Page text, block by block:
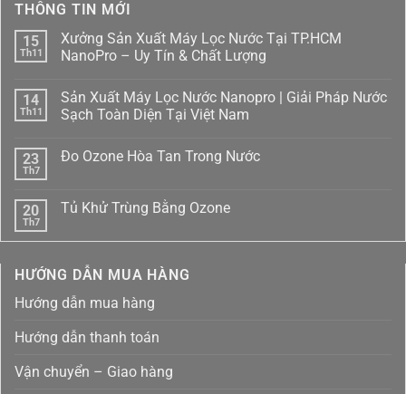
THÔNG TIN MỚI
15
Th11
Xưởng Sản Xuất Máy Lọc Nước Tại TP.HCM
NanoPro – Uy Tín & Chất Lượng
bình
luận
ở
Xuất
Tại
TP.HCM
–
&
Lượng
14
Th11
Sản Xuất Máy Lọc Nước Nanopro | Giải Pháp Nước
Sạch Toàn Diện Tại Việt Nam
bình
Xuất
Máy
Nước
Giải
Nước
Sạch
Diện
Tại
Nam
23
Th7
Đo Ozone Hòa Tan Trong Nước
bình
luận
Ozone
Tan
Trong
20
Th7
Tủ Khử Trùng Bằng Ozone
có
ở
Khử
Trùng
Ozone
HƯỚNG DẪN MUA HÀNG
Hướng dẫn mua hàng
Hướng dẫn thanh toán
Vận chuyển – Giao hàng